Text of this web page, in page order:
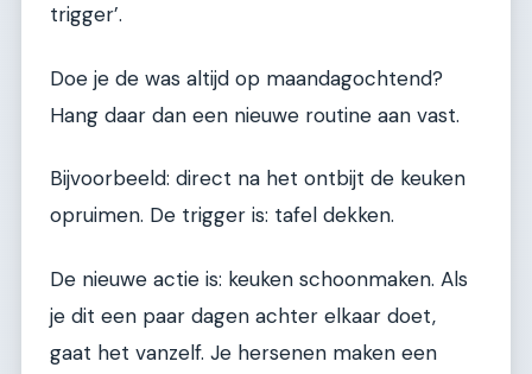
trigger’.
Doe je de was altijd op maandagochtend?
Hang daar dan een nieuwe routine aan vast.
Bijvoorbeeld: direct na het ontbijt de keuken
opruimen. De trigger is: tafel dekken.
De nieuwe actie is: keuken schoonmaken. Als
je dit een paar dagen achter elkaar doet,
gaat het vanzelf. Je hersenen maken een